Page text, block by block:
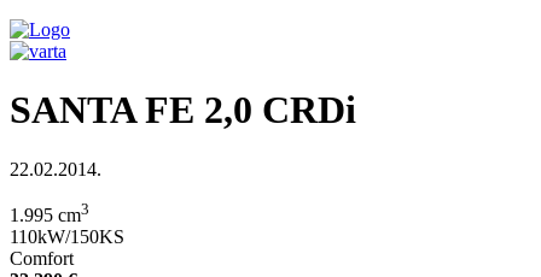
SANTA FE 2,0 CRDi
22.02.2014.
1.995 cm3
110kW/150KS
Comfort